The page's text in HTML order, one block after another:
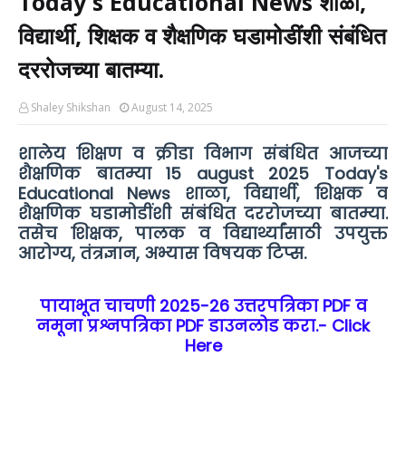
विद्यार्थी, शिक्षक व शैक्षणिक घडामोडींशी संबंधित
दररोजच्या बातम्या.
Shaley Shikshan August 14, 2025
शालेय शिक्षण व क्रीडा विभाग संबंधित आजच्या
शैक्षणिक बातम्या 15 august 2025 Today's
Educational News शाळा, विद्यार्थी, शिक्षक व
शैक्षणिक घडामोडींशी संबंधित दररोजच्या बातम्या.
तसेच शिक्षक, पालक व विद्यार्थ्यांसाठी उपयुक्त
आरोग्य, तंत्रज्ञान, अभ्यास विषयक टिप्स.
पायाभूत चाचणी 2025-26 उत्तरपत्रिका PDF व
नमूना प्रश्नपत्रिका PDF डाउनलोड करा.- Click
Here